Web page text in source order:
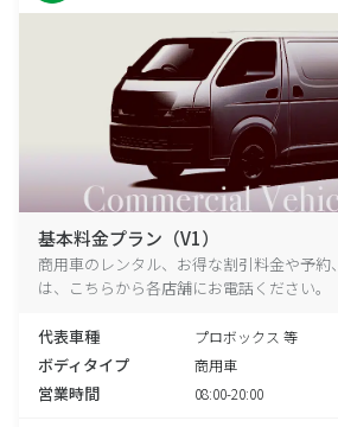
基本料金プラン（V1）
商用車のレンタル、お得な割引料金や予
は、こちらから各店舗にお電話ください。
代表車種 プロボックス 等
ボディタイプ 商用車
営業時間 08:00-20:00